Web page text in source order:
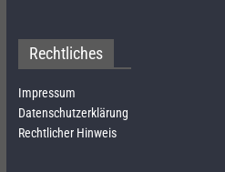
Rechtliches
Impressum
Datenschutzerklärung
Rechtlicher Hinweis